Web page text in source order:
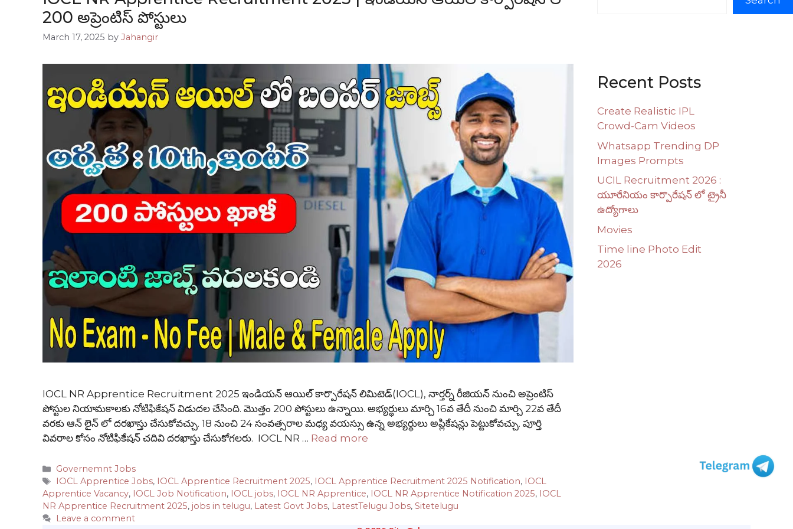
200 అప్రెంటిస్ పోస్టులు
March 17, 2025 by Jahangir
IOCL NR Apprentice Recruitment 2025 ఇండియన్ ఆయిల్ కార్పొరేషన్ లిమిటెడ్(IOCL), నార్తర్న్ రీజియన్ నుంచి అప్రెంటిస్
పోస్టుల నియామకాలకు నోటిఫికేషన్ విడుదల చేసింది. మొత్తం 200 పోస్టులు ఉన్నాయి. అభ్యర్థులు మార్చి 16వ తేదీ నుంచి మార్చి 22వ తేదీ
వరకు ఆన్ లైన్ లో దరఖాస్తు చేసుకోవచ్చు. 18 నుంచి 24 సంవత్సరాల మధ్య వయస్సు ఉన్న అభ్యర్థులు అప్లికేషన్లు పెట్టుకోవచ్చు. పూర్తి
వివరాల కోసం నోటిఫికేషన్ చదివి దరఖాస్తు చేసుకోగలరు. IOCL NR … Read more
Categories
Governemnt Jobs
Tags
IOCL Apprentice Jobs, IOCL Apprentice Recruitment 2025, IOCL Apprentice Recruitment 2025 Notification, IOCL
Apprentice Vacancy, IOCL Job Notification, IOCL jobs, IOCL NR Apprentice, IOCL NR Apprentice Notification 2025, IOCL
NR Apprentice Recruitment 2025, jobs in telugu, Latest Govt Jobs, LatestTelugu Jobs, Sitetelugu
Leave a comment
Recent Posts
Create Realistic IPL
Crowd-Cam Videos
Whatsapp Trending DP
Images Prompts
UCIL Recruitment 2026 :
యూరేనియం కార్పొరేషన్ లో ట్రైనీ
ఉద్యోగాలు
Movies
Time line Photo Edit
2026